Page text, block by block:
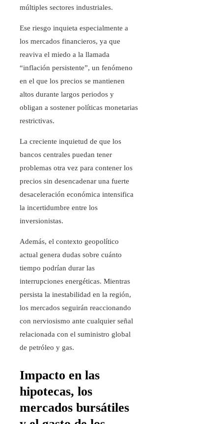
múltiples sectores industriales.
Ese riesgo inquieta especialmente a
los mercados financieros, ya que
reaviva el miedo a la llamada
“inflación persistente”, un fenómeno
en el que los precios se mantienen
altos durante largos periodos y
obligan a sostener políticas monetarias
restrictivas.
La creciente inquietud de que los
bancos centrales puedan tener
problemas otra vez para contener los
precios sin desencadenar una fuerte
desaceleración económica intensifica
la incertidumbre entre los
inversionistas.
Además, el contexto geopolítico
actual genera dudas sobre cuánto
tiempo podrían durar las
interrupciones energéticas. Mientras
persista la inestabilidad en la región,
los mercados seguirán reaccionando
con nerviosismo ante cualquier señal
relacionada con el suministro global
de petróleo y gas.
Impacto en las
hipotecas, los
mercados bursátiles